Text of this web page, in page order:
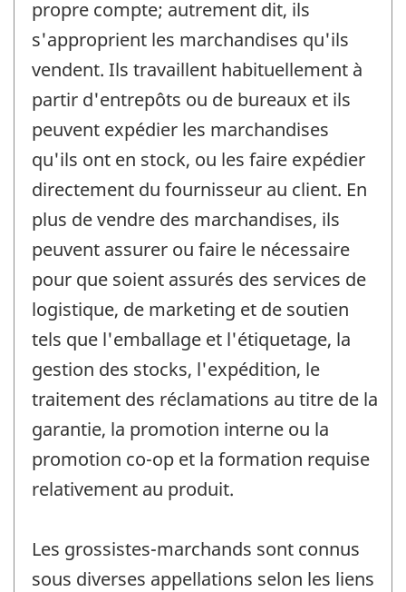
propre compte; autrement dit, ils
s'approprient les marchandises qu'ils
vendent. Ils travaillent habituellement à
partir d'entrepôts ou de bureaux et ils
peuvent expédier les marchandises
qu'ils ont en stock, ou les faire expédier
directement du fournisseur au client. En
plus de vendre des marchandises, ils
peuvent assurer ou faire le nécessaire
pour que soient assurés des services de
logistique, de marketing et de soutien
tels que l'emballage et l'étiquetage, la
gestion des stocks, l'expédition, le
traitement des réclamations au titre de la
garantie, la promotion interne ou la
promotion co-op et la formation requise
relativement au produit.
Les grossistes-marchands sont connus
sous diverses appellations selon les liens